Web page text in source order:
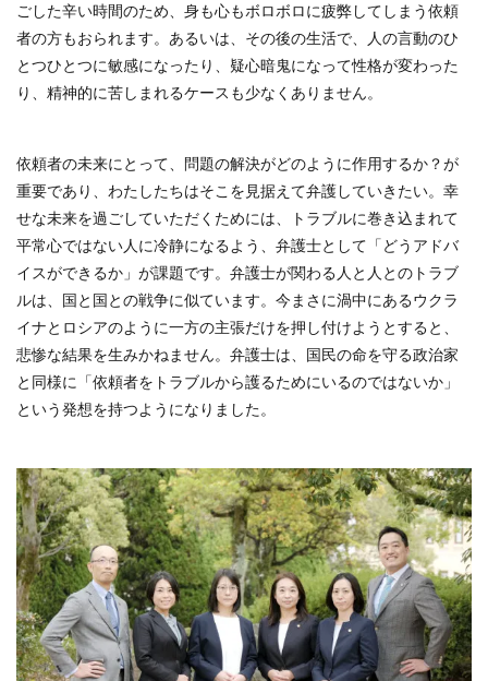
ごした辛い時間のため、身も心もボロボロに疲弊してしまう依頼
者の方もおられます。あるいは、その後の生活で、人の言動のひ
とつひとつに敏感になったり、疑心暗鬼になって性格が変わった
り、精神的に苦しまれるケースも少なくありません。
依頼者の未来にとって、問題の解決がどのように作用するか？が
重要であり、わたしたちはそこを見据えて弁護していきたい。幸
せな未来を過ごしていただくためには、トラブルに巻き込まれて
平常心ではない人に冷静になるよう、弁護士として「どうアドバ
イスができるか」が課題です。弁護士が関わる人と人とのトラブ
ルは、国と国との戦争に似ています。今まさに渦中にあるウクラ
イナとロシアのように一方の主張だけを押し付けようとすると、
悲惨な結果を生みかねません。弁護士は、国民の命を守る政治家
と同様に「依頼者をトラブルから護るためにいるのではないか」
という発想を持つようになりました。